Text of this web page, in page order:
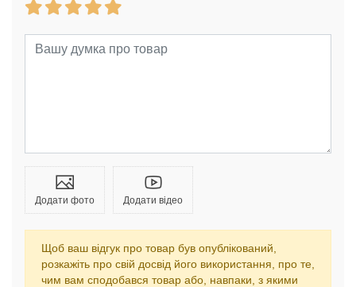
Додати фото Додати відео
Щоб ваш відгук про товар був опублікований,
розкажіть про свій досвід його використання, про те,
чим вам сподобався товар або, навпаки, з якими